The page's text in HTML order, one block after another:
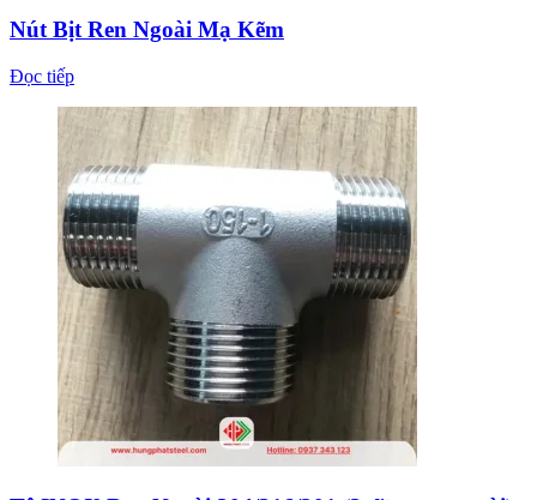
Nút Bịt Ren Ngoài Mạ Kẽm
Đọc tiếp